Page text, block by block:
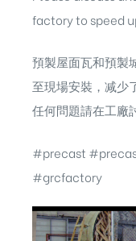
factory to speed
預製屋面瓦和預製
至現場安裝，减少
任何問題請在工廠
#precast
#grcfactory